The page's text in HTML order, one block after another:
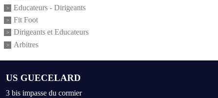
Educateurs - Dirigeants
Fit Foot
Dirigeants et Educateurs
Arbitres
US GUECELARD
3 bis impasse du cormier